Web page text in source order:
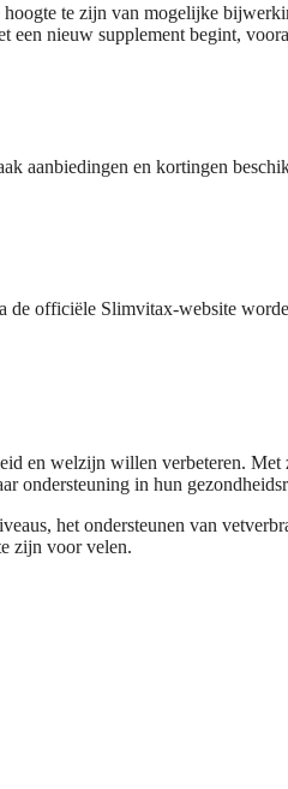
te zijn van mogelijke
nieuw supplement begint,
aanbiedingen en kortingen
de officiële Slimvitax-website
en welzijn willen verbeteren.
ondersteuning in hun
het ondersteunen van
zijn voor velen.